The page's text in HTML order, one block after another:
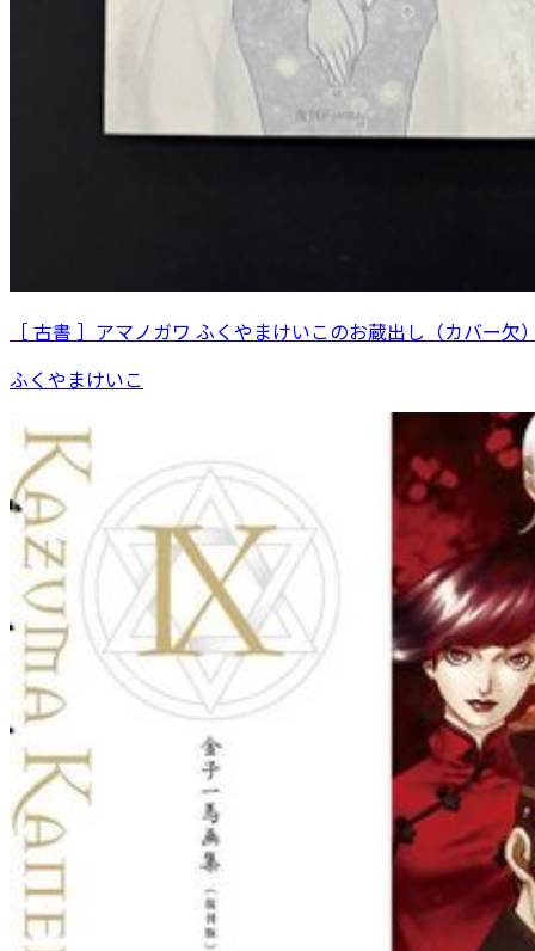
［ 古書 ］アマノガワ ふくやまけいこのお蔵出し（カバー欠
ふくやまけいこ